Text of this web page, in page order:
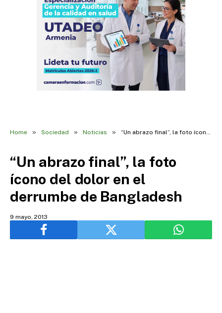
Home » Sociedad » Noticias » “Un abrazo final”, la foto ícono del dolor en el derrumbe de Bangladesh
“Un abrazo final”, la foto
ícono del dolor en el
derrumbe de Bangladesh
9 mayo, 2013